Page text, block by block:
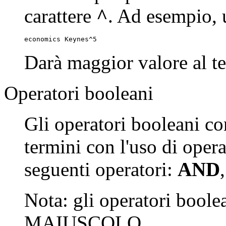
carattere ^. Ad esempio,
economics Keynes^5
Darà maggior valore al
Operatori booleani
Gli operatori booleani
termini con l'uso di
seguenti operatori: AND
Nota: gli operatori